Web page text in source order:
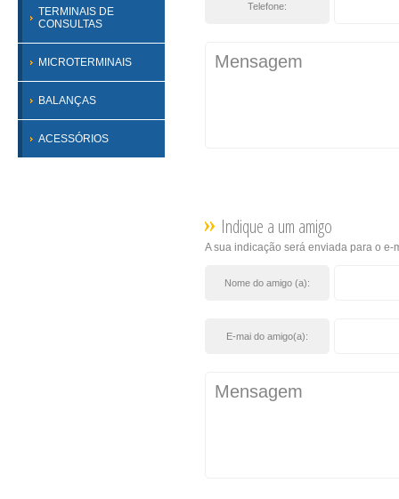
TERMINAIS DE
CONSULTAS
MICROTERMINAIS
BALANÇAS
ACESSÓRIOS
Telefone:
Indique a um amigo
A sua indicação será enviada para o e-
Nome do amigo (a):
E-mai do amigo(a):